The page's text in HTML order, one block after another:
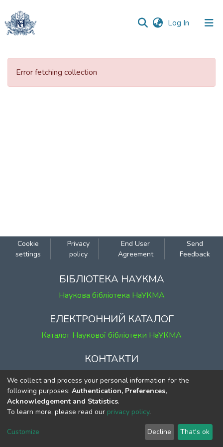
Log In (current)
Communities
Error fetching collection
Cookie
settings
Privacy
policy
End User
Agreement
Send
Feedback
БІБЛІОТЕКА НАУКМА
Наукова бібліотека НаУКМА
ЕЛЕКТРОННИЙ КАТАЛОГ
Каталог Наукової бібліотеки НаУКМА
КОНТАКТИ
м. Київ, вул. Григорія Сковороди, 2
к. 1, к. 120
тел. (044) 463-69-31
ekmair@ukma.edu.ua
We collect and process your personal information for the
following purposes: Authentication, Preferences,
Acknowledgement and Statistics.
To learn more, please read our privacy policy.
Customize Decline That's ok